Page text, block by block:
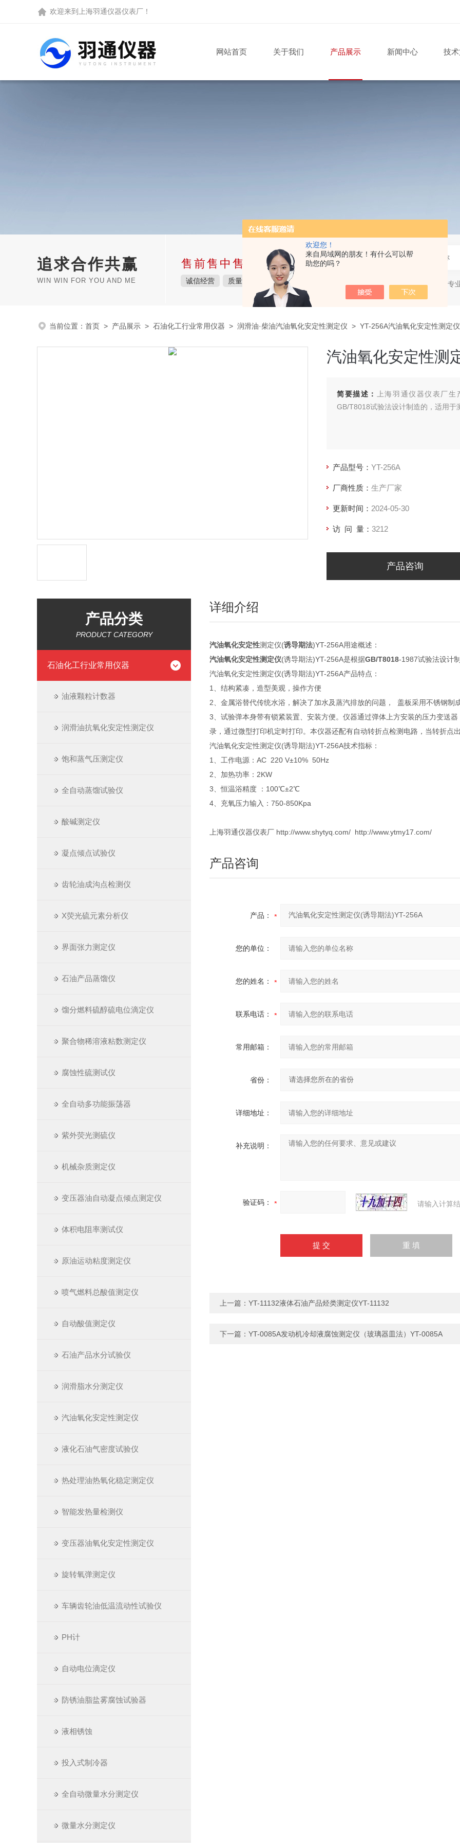
欢迎您！
来自局域网的朋友！有什么可以帮
助您的吗？
欢迎来到 上海羽通仪器仪表厂 ！
网站首页 关于我们 产品展示 新闻中心 技
追求合作共赢
WIN WIN FOR YOU AND ME
售前售中售后完整的服务体系
诚信经营 质量保障 价格实惠 热门关键词：石油产品专
当前位置： 首页 > 产品展示 > 石油化工行业常用仪器 > 润滑油·柴油汽油氧化安定性测定仪 > YT-256A汽油氧化安定性测定
汽油氧化安定性测
简要描述：
上海羽通仪器仪表厂
GB/T8018试验法设计制造的，适用
产品型号： YT-256A
厂商性质： 生产厂家
更新时间： 2024-05-30
访 问 量： 3212
产品咨询
产品分类
PRODUCT CATEGORY
石油化工行业常用仪器
油液颗粒计数器
润滑油抗氧化安定性测定仪
饱和蒸气压测定仪
全自动蒸馏试验仪
酸碱测定仪
凝点倾点试验仪
齿轮油成沟点检测仪
X荧光硫元素分析仪
界面张力测定仪
石油产品蒸馏仪
馏分燃料硫醇硫电位滴定仪
聚合物稀溶液粘数测定仪
腐蚀性硫测试仪
全自动多功能振荡器
紫外荧光测硫仪
机械杂质测定仪
变压器油自动凝点倾点测定仪
体积电阻率测试仪
原油运动粘度测定仪
喷气燃料总酸值测定仪
自动酸值测定仪
石油产品水分试验仪
润滑脂水分测定仪
汽油氧化安定性测定仪
液化石油气密度试验仪
热处理油热氧化稳定测定仪
智能发热量检测仪
变压器油氧化安定性测定仪
旋转氧弹测定仪
车辆齿轮油低温流动性试验仪
PH计
自动电位滴定仪
防锈油脂盐雾腐蚀试验器
液相锈蚀
投入式制冷器
全自动微量水分测定仪
微量水分测定仪
详细介绍
汽油氧化安定性测定仪(诱导期法)YT-256A用途概述：
汽油氧化安定性测定仪(诱导期法)YT-256A是根据GB/T8018-1987试验法设计
汽油氧化安定性测定仪(诱导期法)YT-256A产品特点：
1、结构紧凑，造型美观，操作方便
2、金属浴替代传统水浴，解决了加水及蒸汽排放的问题， 盖板采用不锈钢制
3、试验弹本身带有锁紧装置、安装方便。仪器通过弹体上方安装的压力变送
录，通过微型打印机定时打印。本仪器还配有自动转折点检测电路，当转折点
汽油氧化安定性测定仪(诱导期法)YT-256A技术指标：
1、工作电源：AC 220 V±10% 50Hz
2、加热功率：2KW
3、恒温浴精度 ：100℃±2℃
4、充氧压力输入：750-850Kpa
上海羽通仪器仪表厂 http://www.shytyq.com/ http://www.ytmy17.com/
产品咨询
产品：
您的单位：
您的姓名：
联系电话：
常用邮箱：
省份：
详细地址：
补充说明：
验证码： 请输入计算
上一篇： YT-11132液体石油产品烃类测定仪YT-11132
下一篇： YT-0085A发动机冷却液腐蚀测定仪（玻璃器皿法）YT-0085A